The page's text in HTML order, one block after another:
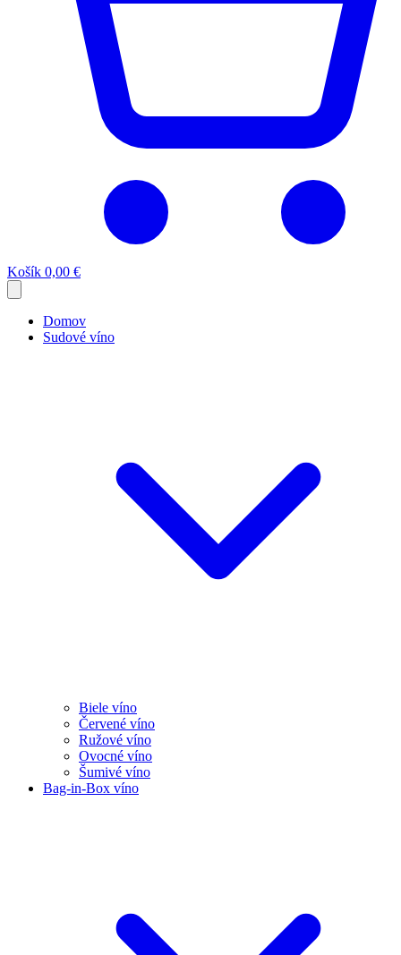
Košík 0,00 €
Domov
Sudové víno
Biele víno
Červené víno
Ružové víno
Ovocné víno
Šumivé víno
Bag-in-Box víno